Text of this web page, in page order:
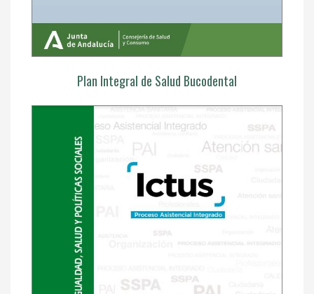
Plan Integral de Salud Bucodental